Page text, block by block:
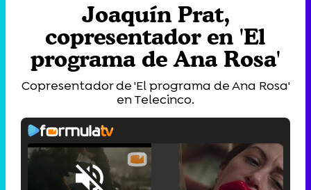
Joaquín Prat,
copresentador en 'El
programa de Ana Rosa'
Copresentador de 'El programa de Ana Rosa'
en Telecinco.
Loaded :